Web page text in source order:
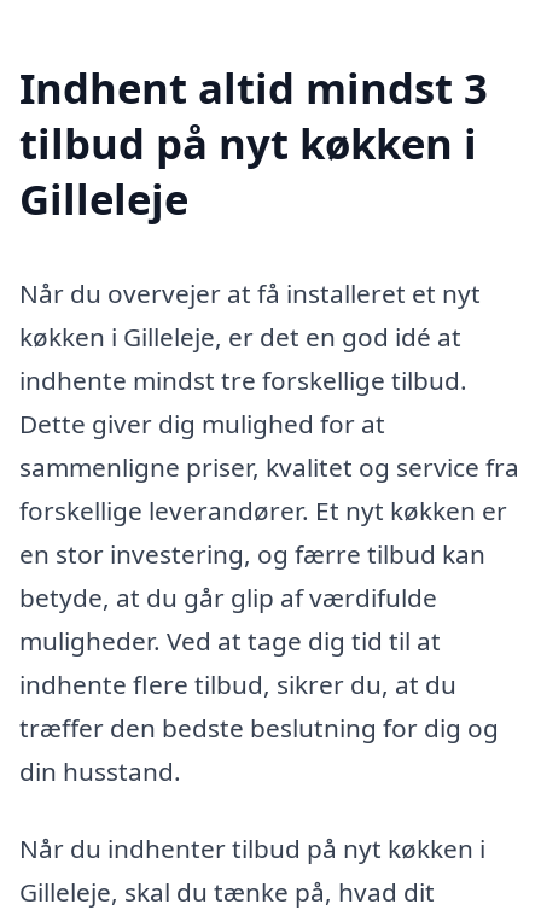
Indhent altid mindst 3
tilbud på nyt køkken i
Gilleleje
Når du overvejer at få installeret et nyt
køkken i Gilleleje, er det en god idé at
indhente mindst tre forskellige tilbud.
Dette giver dig mulighed for at
sammenligne priser, kvalitet og service fra
forskellige leverandører. Et nyt køkken er
en stor investering, og færre tilbud kan
betyde, at du går glip af værdifulde
muligheder. Ved at tage dig tid til at
indhente flere tilbud, sikrer du, at du
træffer den bedste beslutning for dig og
din husstand.
Når du indhenter tilbud på nyt køkken i
Gilleleje, skal du tænke på, hvad dit